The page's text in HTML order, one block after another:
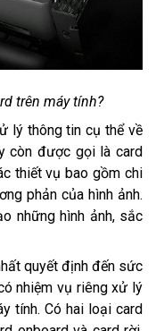
trên máy tính?
lý thông tin cụ thể về
còn được gọi là card
thiết vụ bao gồm chi
phản của hình ảnh.
những hình ảnh, sắc
quyết định đến sức
nhiệm vụ riêng xử lý
tính. Có hai loại card